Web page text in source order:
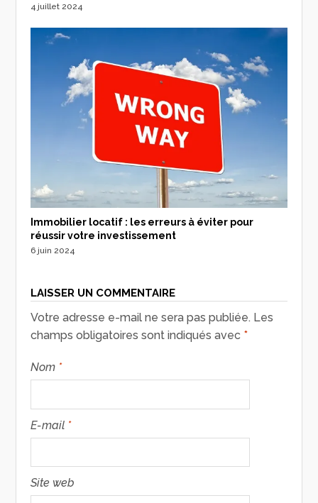
4 juillet 2024
Immobilier locatif : les erreurs à éviter pour
réussir votre investissement
6 juin 2024
LAISSER UN COMMENTAIRE
Votre adresse e-mail ne sera pas publiée. Les
champs obligatoires sont indiqués avec *
Nom *
E-mail *
Site web